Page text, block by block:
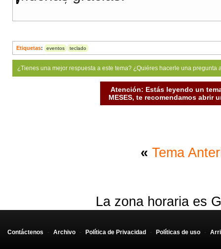
{
dir
move(0, -moveBy, dir);
moveBy , dir ) ;
</html>
Etiquetas: eventos teclado
¿Tienes una mejor respuesta a este tema? ¿Quiéres hacerle una
Atención: Estás leyendo un
MESES, te recomendamos abrir
« Tema
La zona horaria es
Contáctenos - Archivo - Política de Privacidad - Políticas de uso -